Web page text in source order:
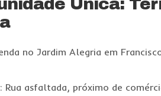
Única:
no Jardim Alegria em
Rua asfaltada, próximo de